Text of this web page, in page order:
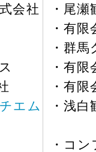
会社
・尾
・有
・群
・有
・有
エム
・浅
・コ